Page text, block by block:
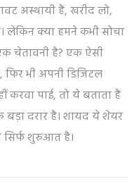
अस्थायी है, खरीद लो,
क्या हमने कभी सोचा
चेतावनी है? एक ऐसी
भी अपनी डिजिटल
करवा पाई, तो ये बताता है
दरार है। शायद ये शेयर
सिर्फ शुरुआत है।